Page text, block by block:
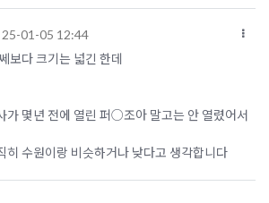
25-01-05 12:44
보다 크기는 넓긴 한데
가 몇년 전에 열린 퍼○조아 말고는 안 열렸어서
히 수원이랑 비슷하거나 낮다고 생각합니다